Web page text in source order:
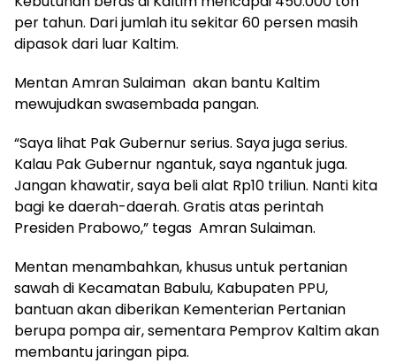
per tahun. Dari jumlah itu sekitar 60 persen masih
dipasok dari luar Kaltim.
Mentan Amran Sulaiman akan bantu Kaltim
mewujudkan swasembada pangan.
“Saya lihat Pak Gubernur serius. Saya juga serius.
Kalau Pak Gubernur ngantuk, saya ngantuk juga.
Jangan khawatir, saya beli alat Rp10 triliun. Nanti kita
bagi ke daerah-daerah. Gratis atas perintah
Presiden Prabowo,” tegas Amran Sulaiman.
Mentan menambahkan, khusus untuk pertanian
sawah di Kecamatan Babulu, Kabupaten PPU,
bantuan akan diberikan Kementerian Pertanian
berupa pompa air, sementara Pemprov Kaltim akan
membantu jaringan pipa.